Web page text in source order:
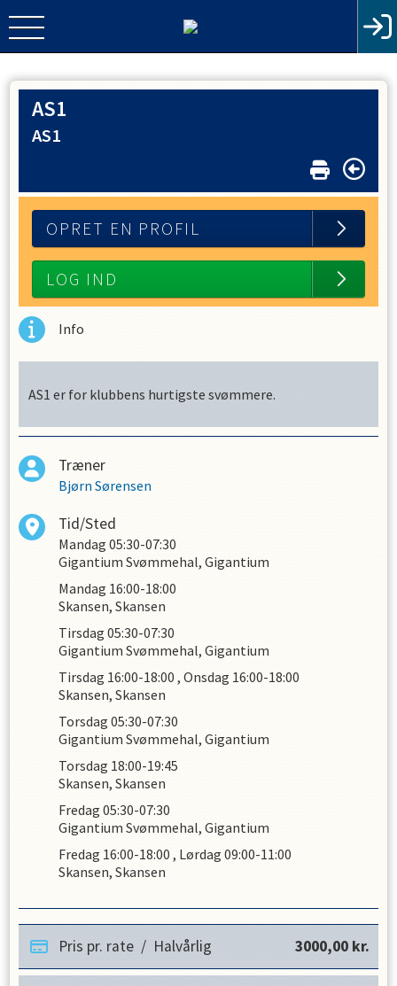
AS1
AS1
OPRET EN PROFIL
LOG IND
Info
AS1 er for klubbens hurtigste svømmere.
Træner
Bjørn Sørensen
Tid/Sted
Mandag 05:30-07:30
Gigantium Svømmehal, Gigantium
Mandag 16:00-18:00
Skansen, Skansen
Tirsdag05:30-07:30
Gigantium Svømmehal, Gigantium
Tirsdag 16:00-18:00 , Onsdag 16:00-18:00
Skansen, Skansen
Torsdag05:30-07:30
Gigantium Svømmehal, Gigantium
Torsdag 18:00-19:45
Skansen, Skansen
Fredag 05:30-07:30
Gigantium Svømmehal, Gigantium
Fredag 16:00-18:00 , Lørdag 09:00-11:00
Skansen, Skansen
Pris pr. rate / Halvårlig 3000,00 kr.